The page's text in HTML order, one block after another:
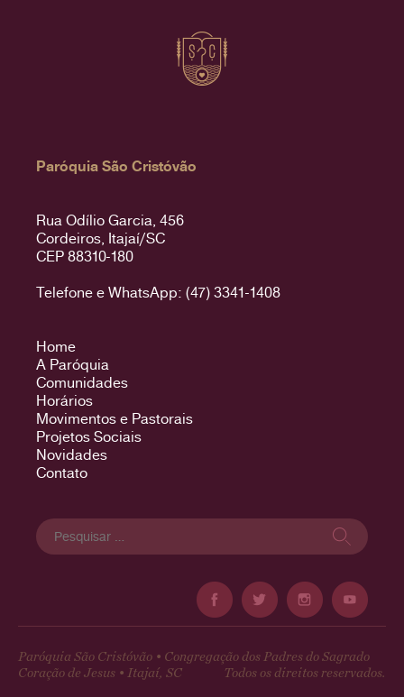
Paróquia São Cristóvão
Rua Odílio Garcia, 456
Cordeiros, Itajaí/SC
CEP 88310-180
Telefone e WhatsApp: (47) 3341-1408
Home
A Paróquia
Comunidades
Horários
Movimentos e Pastorais
Projetos Sociais
Novidades
Contato
Pesquisar
por:
Paróquia São Cristóvão • Congregação dos Padres do Sagrado
Coração de Jesus • Itajaí, SC
Todos os direitos reservados.